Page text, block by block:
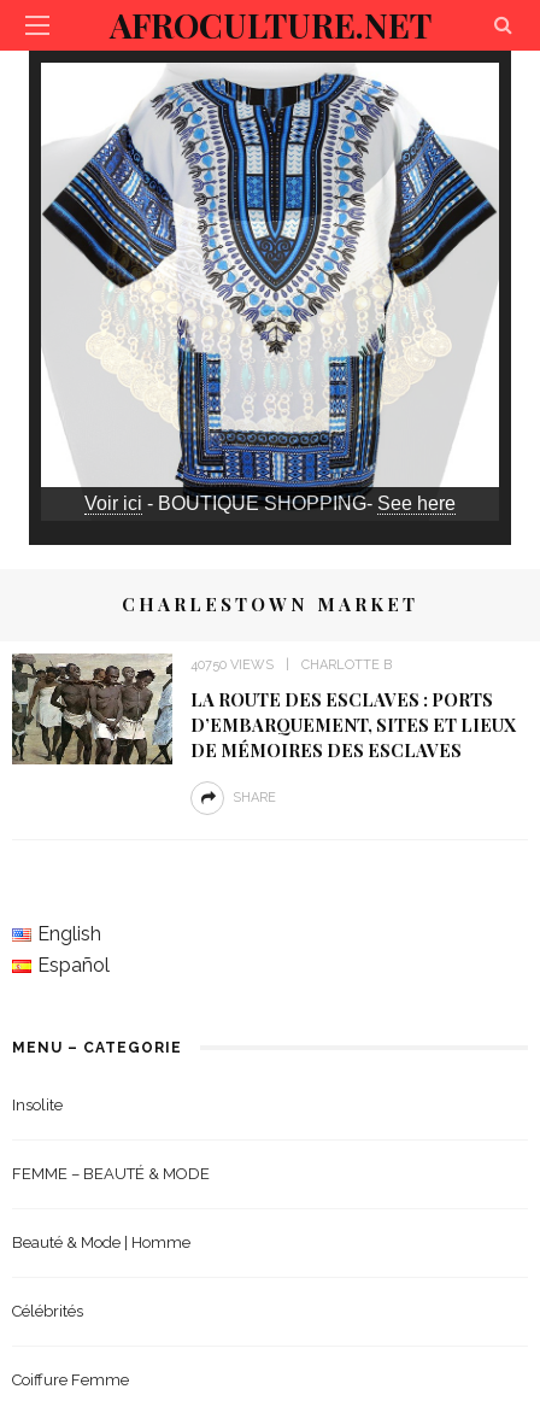
AFROCULTURE.NET
Voir ici - BOUTIQUE SHOPPING- See here
CHARLESTOWN MARKET
40750 VIEWS CHARLOTTE B
LA ROUTE DES ESCLAVES : PORTS
D’EMBARQUEMENT, SITES ET LIEUX
DE MÉMOIRES DES ESCLAVES
SHARE
English
Español
MENU – CATEGORIE
Insolite
FEMME – BEAUTÉ & MODE
Beauté & Mode | Homme
Célébrités
Coiffure Femme